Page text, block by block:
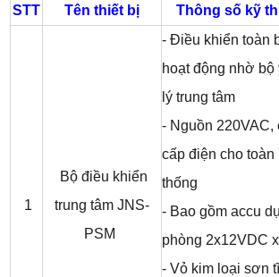
STT
Tên thiết bị Thông số kỹ
1
Bộ điều khiển
trung tâm JNS-
PSM
- Điều khiển toàn
hoạt động nhờ bộ
lý trung tâm
- Nguồn 220VAC,
cấp điện cho toàn
thống
- Bao gồm accu
phòng 2x12VDC
- Vỏ kim loại sơn